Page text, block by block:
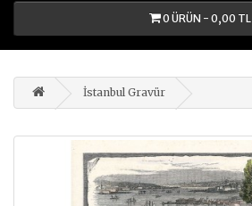
0 ÜRÜN - 0,00 TL
İstanbul Gravür